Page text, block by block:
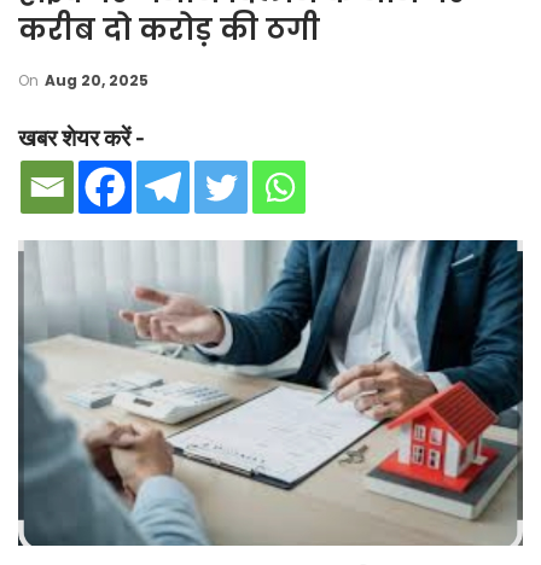
करीब दो करोड़ की ठगी
On Aug 20, 2025
खबर शेयर करें -